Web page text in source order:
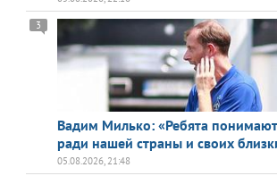
Вадим Милько: «Ребята
ради нашей страны и своих
3
05.08.2026, 21:48